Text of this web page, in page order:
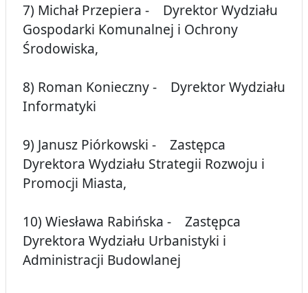
7) Michał Przepiera - Dyrektor Wydziału
Gospodarki Komunalnej i Ochrony
Środowiska,
8) Roman Konieczny - Dyrektor Wydziału
Informatyki
9) Janusz Piórkowski - Zastępca
Dyrektora Wydziału Strategii Rozwoju i
Promocji Miasta,
10) Wiesława Rabińska - Zastępca
Dyrektora Wydziału Urbanistyki i
Administracji Budowlanej